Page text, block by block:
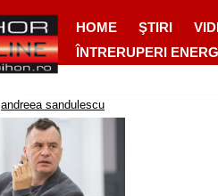
HOME ŞTIRI
ÎNTRERUPERI
andreea sandulescu